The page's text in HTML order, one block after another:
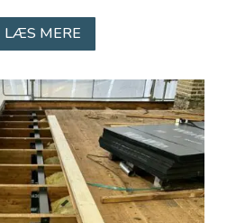
LÆS MERE